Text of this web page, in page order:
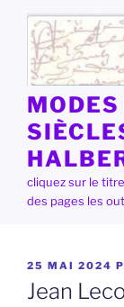
contenu
principal
cliquez sur le
des pages les
PUBLIÉ
LE
25 MAI 2024
Jean